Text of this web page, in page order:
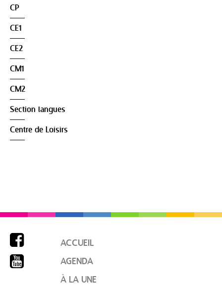
CP
CE1
CE2
CM1
CM2
Section langues
Centre de Loisirs


ACCUEIL
AGENDA
À LA UNE